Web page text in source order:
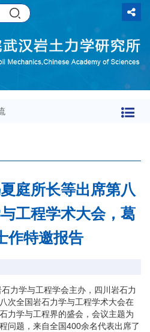
庭所长等出席第八
工程学术大会，葛
作特邀报告
学与工程学会主办，四川岩石力
次全国岩石力学与工程学术大会在
力学与工程界的盛会，会议主题为
问题，来自全国400余名代表出席了